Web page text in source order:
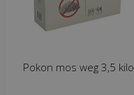
Pokon mos weg 3,5 kilo